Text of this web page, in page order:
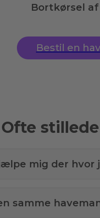
Bortkørsel
Bestil en
Ofte
mig der hvor
samme